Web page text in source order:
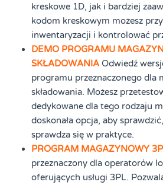
kreskowe 1D, jak i bardziej
kodom kreskowym możesz
inwentaryzacji i kontrolować
DEMO PROGRAMU
SKŁADOWANIA Odwiedź
programu przeznaczonego dla
składowania. Możesz
dedykowane dla tego rodzaju
doskonała opcja, aby
sprawdza się w praktyce.
PROGRAM MAGAZYNOWY
przeznaczony dla operatorów
oferujących usługi 3PL.